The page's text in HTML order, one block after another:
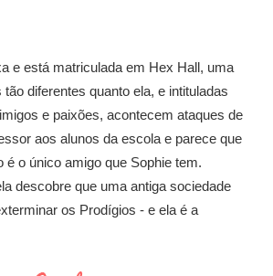
e está matriculada em Hex Hall, uma
diferentes quanto ela, e intituladas
e paixões, acontecem ataques de
aos alunos da escola e parece que
é o único amigo que Sophie tem.
descobre que uma antiga sociedade
os Prodígios - e ela é a